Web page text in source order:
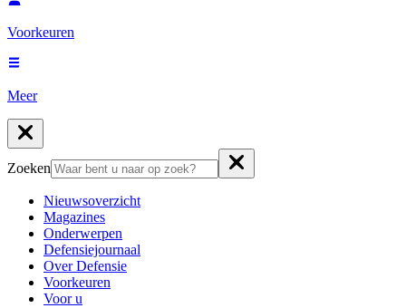
Voorkeuren
Meer
Zoeken
Nieuwsoverzicht
Magazines
Onderwerpen
Defensiejournaal
Over Defensie
Voorkeuren
Voor u